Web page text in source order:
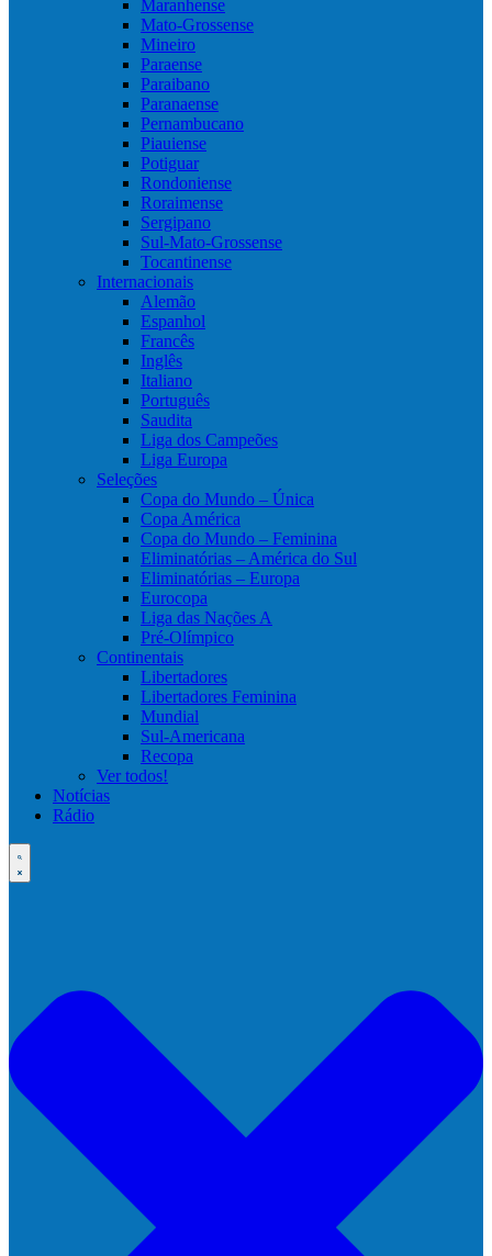
Maranhense
Mato-Grossense
Mineiro
Paraense
Paraibano
Paranaense
Pernambucano
Piauiense
Potiguar
Rondoniense
Roraimense
Sergipano
Sul-Mato-Grossense
Tocantinense
Internacionais
Alemão
Espanhol
Francês
Inglês
Italiano
Português
Saudita
Liga dos Campeões
Liga Europa
Seleções
Copa do Mundo – Única
Copa América
Copa do Mundo – Feminina
Eliminatórias – América do Sul
Eliminatórias – Europa
Eurocopa
Liga das Nações A
Pré-Olímpico
Continentais
Libertadores
Libertadores Feminina
Mundial
Sul-Americana
Recopa
Ver todos!
Notícias
Rádio